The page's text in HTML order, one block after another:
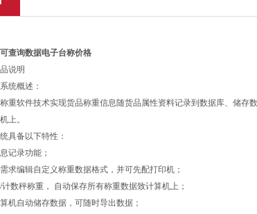
查询数据电子台称价格
说明
统概述：
重软件技术实现货品称重信息随货品属性资料记录到数据库、储
上。
具备以下特性：
记录功能；
需求编辑自定义称重数据格式，并可先配打印机；
/计数秤称重， 自动保存所有称重数据致计算机上；
机自动储存数据，可随时导出数据；